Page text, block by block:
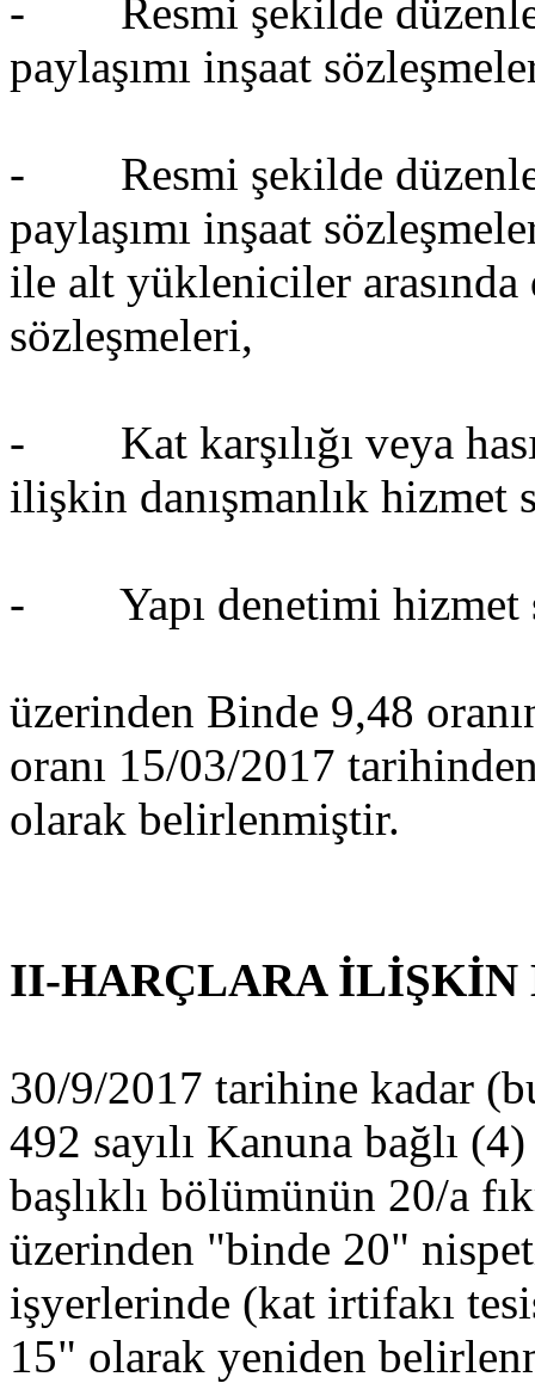
- Resmi şekilde
paylaşımı inşaat
- Resmi şekilde
paylaşımı inşaat
ile alt yükleniciler arasında
sözleşmeleri,
- Kat karşılığı veya
ilişkin danışmanlık hizmet
- Yapı denetimi hizmet
üzerinden Binde 9,48
oranı 15/03/2017
olarak belirlenmiştir.
II-HARÇLARA İLİŞKİN
30/9/2017 tarihine kadar
492 sayılı Kanuna bağlı
başlıklı bölümünün 20/a
üzerinden "binde 20"
işyerlerinde (kat irtifakı
15" olarak yeniden